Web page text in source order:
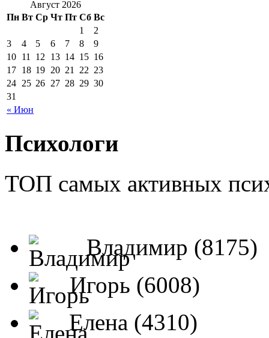
Август 2026
Пн Вт Ср Чт Пт Сб Вс
« Июн
1
2
3
4 5 6 7 8
9
10 11 12 13 14 15 16
17 18 19 20 21 22 23
24 25 26 27 28 29 30
31
Психологи
ТОП самых активных
Владимир (8175)
Игорь (6008)
Елена (4310)